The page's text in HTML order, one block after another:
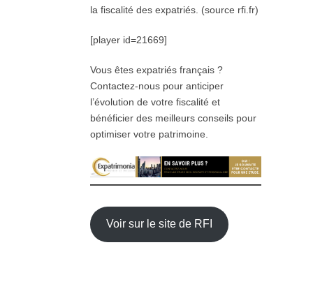
la fiscalité des expatriés. (source rfi.fr)
[player id=21669]
Vous êtes expatriés français ?
Contactez-nous pour anticiper
l’évolution de votre fiscalité et
bénéficier des meilleurs conseils pour
optimiser votre patrimoine.
Voir sur le site de RFI